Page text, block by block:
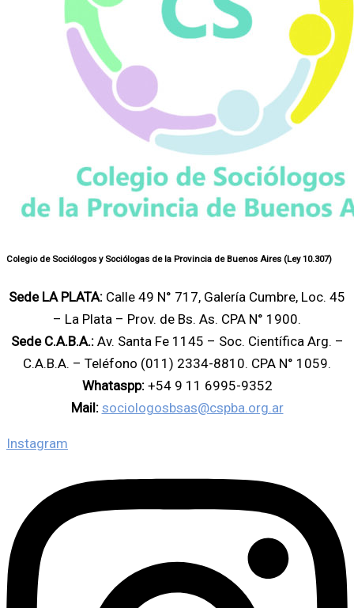
Colegio de Sociólogos y Sociólogas de la Provincia de Buenos Aires (Ley 10.307)
Sede LA PLATA: Calle 49 N° 717, Galería Cumbre, Loc. 45
– La Plata – Prov. de Bs. As. CPA N° 1900.
Sede C.A.B.A.:Av. Santa Fe 1145 – Soc. Científica Arg. –
C.A.B.A. – Teléfono (011) 2334-8810. CPA N° 1059.
Whataspp:+54 9 11 6995-9352
Mail: sociologosbsas@cspba.org.ar
Instagram